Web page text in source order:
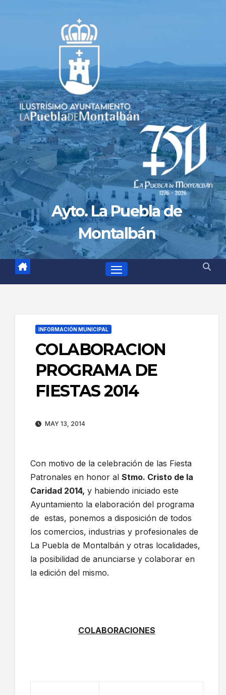
Ayto. La Puebla de
Montalbán
INFORMACIÓN MUNICIPAL
COLABORACION
PROGRAMA DE
FIESTAS 2014
MAY 13, 2014
Con motivo de la celebración de las Fiesta
Patronales en honor al Stmo. Cristo de la
Caridad 2014, y habiendo iniciado este
Ayuntamiento la elaboración del programa
de estas, ponemos a disposición de todos
los comercios, industrias y profesionales de
La Puebla de Montalbán y otras localidades,
la posibilidad de anunciarse y colaborar en
la edición del mismo.
COLABORACIONES